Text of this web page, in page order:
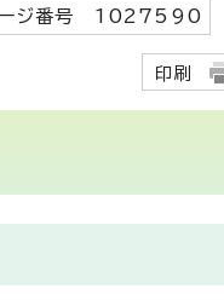
ジ番号 1027590
印刷